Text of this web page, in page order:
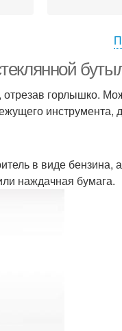
отрезав горлышко.
инструмента,
в виде бензина,
наждачная бумага.